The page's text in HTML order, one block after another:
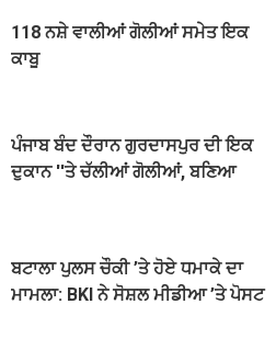
118 ਨਸ਼ੇ ਵਾਲੀਆਂ ਗੋਲੀਆਂ ਸਮੇਤ ਇਕ
ਕਾਬੂ
ਪੰਜਾਬ ਬੰਦ ਦੌਰਾਨ ਗੁਰਦਾਸਪੁਰ ਦੀ ਇਕ
ਦੁਕਾਨ ''ਤੇ ਚੱਲੀਆਂ ਗੋਲੀਆਂ, ਬਣਿਆ
ਬਟਾਲਾ ਪੁਲਸ ਚੌਕੀ ’ਤੇ ਹੋਏ ਧਮਾਕੇ ਦਾ
ਮਾਮਲਾ: BKI ਨੇ ਸੋਸ਼ਲ ਮੀਡੀਆ ’ਤੇ ਪੋਸਟ